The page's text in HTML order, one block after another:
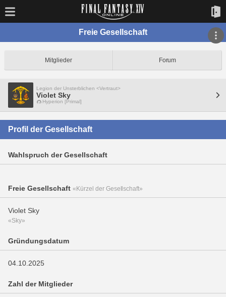
Freie Gesellschaft
Mitglieder Forum
Legion der Unsterblichen <Vertraut>
Violet Sky
Hyperion [Primal]
Profil der Gesellschaft
Wahlspruch der Gesellschaft
Freie Gesellschaft «Kürzel der Gesellschaft»
Violet Sky
«Sky»
Gründungsdatum
04.10.2025
Zahl der Mitglieder